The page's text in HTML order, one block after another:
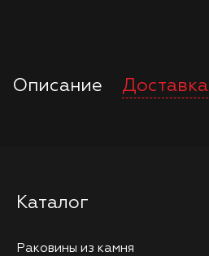
Описание Доставка
Каталог
Раковины из камня